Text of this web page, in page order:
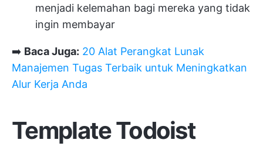
menjadi kelemahan bagi mereka yang tidak
ingin membayar
➡️ Baca Juga: 20 Alat Perangkat Lunak
Manajemen Tugas Terbaik untuk Meningkatkan
Alur Kerja Anda
Template Todoist